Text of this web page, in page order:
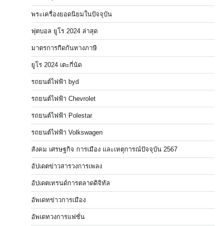
พระเครื่องยอดนิยมในปัจจุบัน
ฟุตบอล ยูโร 2024 ล่าสุด
มาตรการกีดกันทางภาษี
ยูโร 2024 เตะกี่นัด
รถยนต์ไฟฟ้า byd
รถยนต์ไฟฟ้า Chevrolet
รถยนต์ไฟฟ้า Polestar
รถยนต์ไฟฟ้า Volkswagen
สังคม เศรษฐกิจ การเมือง และเหตุการณ์ปัจจุบัน 2567
อัปเดตข่าวสารวงการเพลง
อัปเดตเทรนด์การตลาดดิจิทัล
อัพเดทข่าวการเมือง
อัพเดทวงการแฟชั่น